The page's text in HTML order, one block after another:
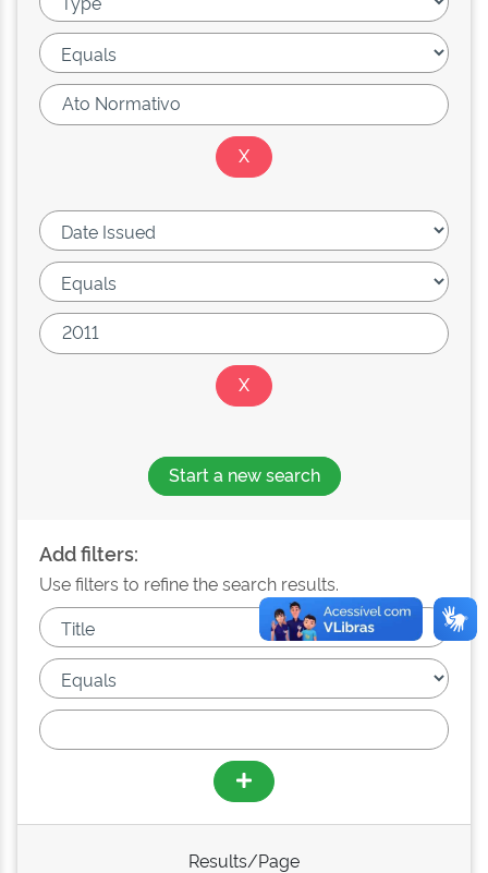
Start a new search
Add filters:
Use filters to refine the search results.
Results/Page